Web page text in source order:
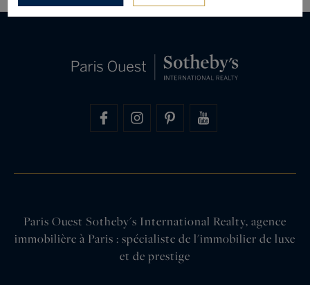
Paris Ouest Sotheby's International Realty, agence
immobilière à Paris : spécialiste de l'immobilier de luxe
et de prestige